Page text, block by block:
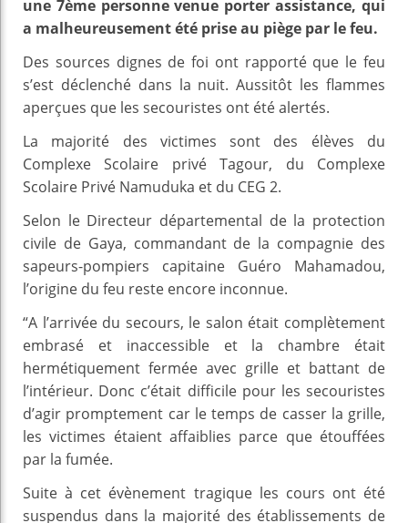
une 7ème personne venue porter assistance, qui
a malheureusement été prise au piège par le feu.
Des sources dignes de foi ont rapporté que le feu
s’est déclenché dans la nuit. Aussitôt les flammes
aperçues que les secouristes ont été alertés.
La majorité des victimes sont des élèves du
Complexe Scolaire privé Tagour, du Complexe
Scolaire Privé Namuduka et du CEG 2.
Selon le Directeur départemental de la protection
civile de Gaya, commandant de la compagnie des
sapeurs-pompiers capitaine Guéro Mahamadou,
l’origine du feu reste encore inconnue.
“A l’arrivée du secours, le salon était complètement
embrasé et inaccessible et la chambre était
hermétiquement fermée avec grille et battant de
l’intérieur. Donc c’était difficile pour les secouristes
d’agir promptement car le temps de casser la grille,
les victimes étaient affaiblies parce que étouffées
par la fumée.
Suite à cet évènement tragique les cours ont été
suspendus dans la majorité des établissements de